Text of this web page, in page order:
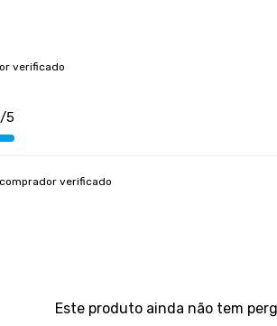
verificado
5
comprador verificado
Este produto ainda não tem